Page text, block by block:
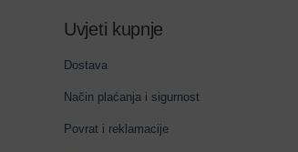
Uvjeti kupnje
Dostava
Način plaćanja i sigurnost
Povrat i reklamacije